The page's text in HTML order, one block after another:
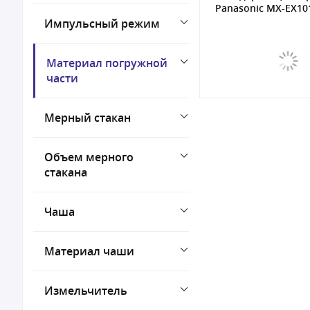
Импульсный режим
Материал погружной
части
Мерный стакан
Объем мерного
стакана
Чаша
Материал чаши
Измельчитель
Panasonic MX-